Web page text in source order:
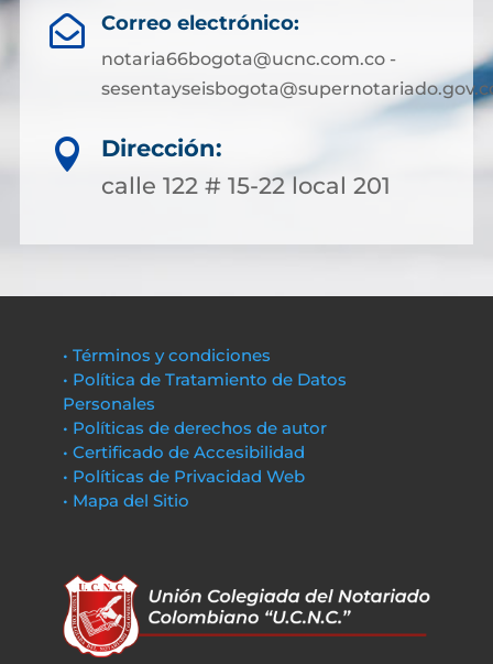
 Correo electrónico:
notaria66bogota@ucnc.com.co -

Dirección:
calle 122 # 15-22 local 201
• Términos y condiciones
• Política de Tratamiento de Datos
Personales
• Políticas de derechos de autor
• Certificado de Accesibilidad
• Políticas de Privacidad Web
• Mapa del Sitio